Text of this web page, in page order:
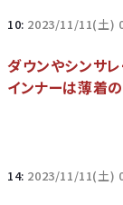
10: 2023/11/11(土)
ダウンやシンサ
インナーは薄着
14: 2023/11/11(土)